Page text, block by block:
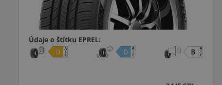
Údaje o štítku EPREL: